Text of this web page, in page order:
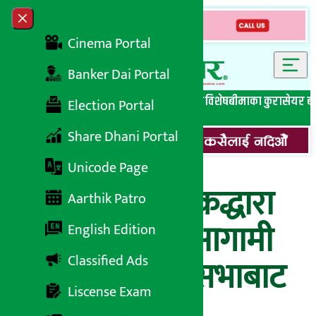
Skip to content
Close menu
Cinema Portal
Banker Dai Portal
Election Portal
Share Dhani Portal
Unicode Page
Aarthik Patro
English Edition
Classified Ads
Liscense Exam
सबै समाचारबेथिति मुर्दाबादबैंकिङ विशेष लघुवित्त विशेषबीमाका कुरासेयर
ज्योति विकास बैंकद्धारा
लाभांश घोषणा, आगामी
वार्षिक साधारणसभाबाट